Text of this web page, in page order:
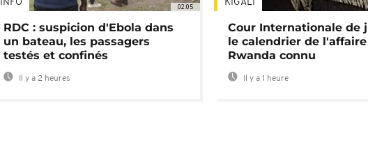
02:05
INFO
RDC : suspicion d'Ebola dans
un bateau, les passagers
testés et confinés
Il y a 2 heures
KIGALI
Cour Internationale de
le calendrier de l'affaire
Rwanda connu
Il y a 1 heure